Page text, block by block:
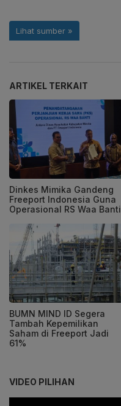
ARTIKEL TERKAIT
Dinkes Mimika Gandeng
Freeport Indonesia Guna
Operasional RS Waa Banti
BUMN MIND ID Segera
Tambah Kepemilikan
Saham di Freeport Jadi
61%
VIDEO PILIHAN